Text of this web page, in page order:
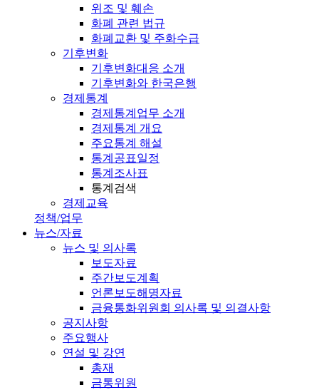
위조 및 훼손
화폐 관련 법규
화폐교환 및 주화수급
기후변화
기후변화대응 소개
기후변화와 한국은행
경제통계
경제통계업무 소개
경제통계 개요
주요통계 해설
통계공표일정
통계조사표
통계검색
경제교육
정책/업무
뉴스/자료
뉴스 및 의사록
보도자료
주간보도계획
언론보도해명자료
금융통화위원회 의사록 및 의결사항
공지사항
주요행사
연설 및 강연
총재
금통위원